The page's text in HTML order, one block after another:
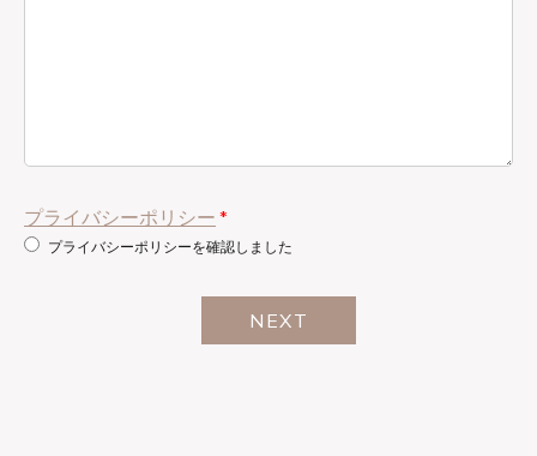
プライバシーポリシー *
プライバシーポリシーを確認しました